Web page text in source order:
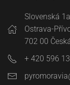
Slovenská
Ostrava-
702 00
+ 420 596